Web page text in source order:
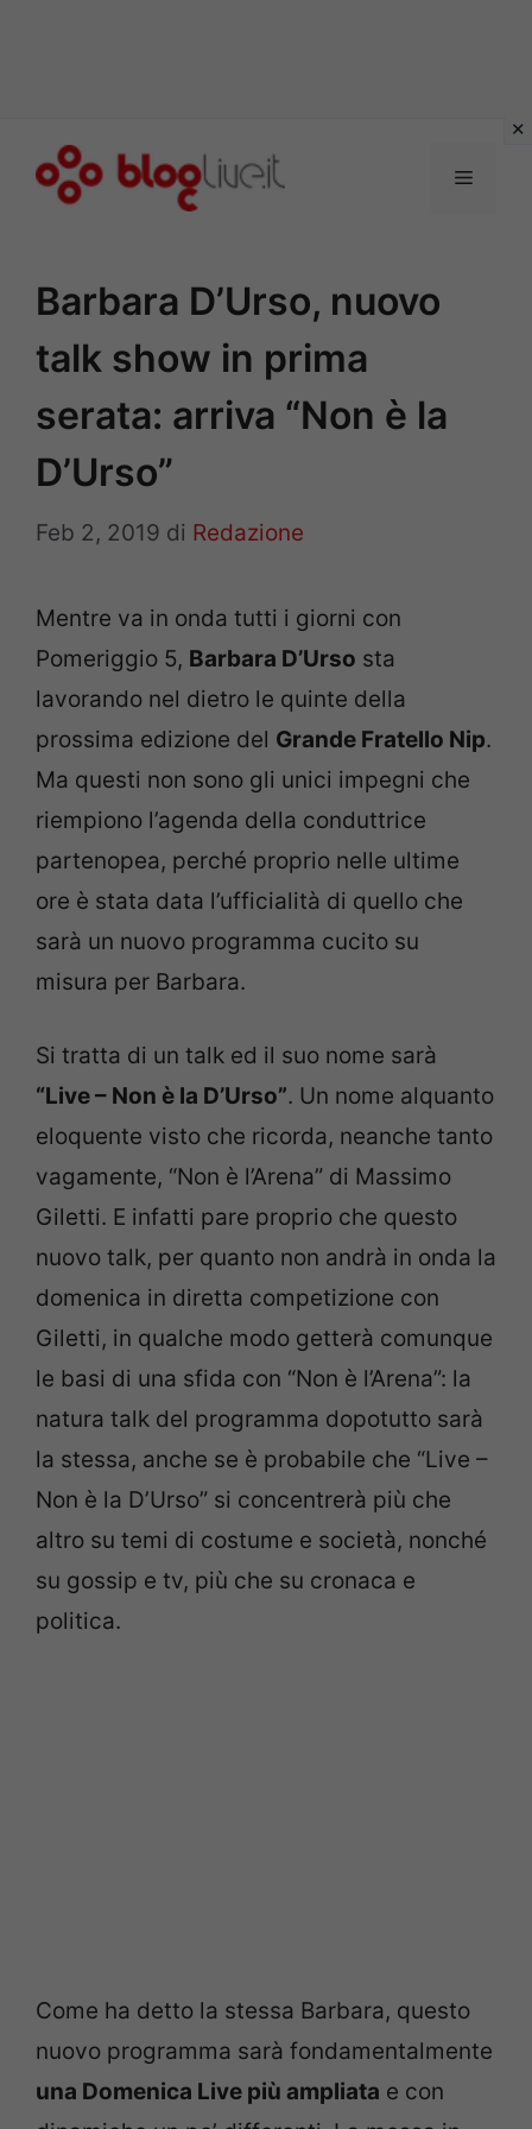
Menu
Barbara D’Urso, nuovo
talk show in prima
serata: arriva “Non è la
D’Urso”
Feb 2, 2019 di Redazione
Mentre va in onda tutti i giorni con
Pomeriggio 5, Barbara D’Urso sta
lavorando nel dietro le quinte della
prossima edizione del Grande Fratello Nip.
Ma questi non sono gli unici impegni che
riempiono l’agenda della conduttrice
partenopea, perché proprio nelle ultime
ore è stata data l’ufficialità di quello che
sarà un nuovo programma cucito su
misura per Barbara.
Si tratta di un talk ed il suo nome sarà
“Live – Non è la D’Urso”. Un nome alquanto
eloquente visto che ricorda, neanche tanto
vagamente, “Non è l’Arena” di Massimo
Giletti. E infatti pare proprio che questo
nuovo talk, per quanto non andrà in onda la
domenica in diretta competizione con
Giletti, in qualche modo getterà comunque
le basi di una sfida con “Non è l’Arena”: la
natura talk del programma dopotutto sarà
la stessa, anche se è probabile che “Live –
Non è la D’Urso” si concentrerà più che
altro su temi di costume e società, nonché
su gossip e tv, più che su cronaca e
politica.
Come ha detto la stessa Barbara, questo
nuovo programma sarà fondamentalmente
una Domenica Live più ampliata e con